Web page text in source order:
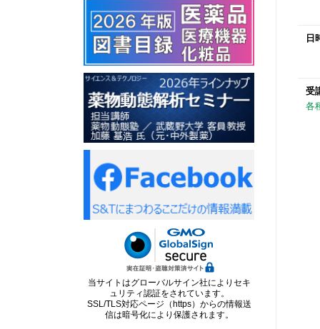
日
受
各
当サイトはグローバルサイン社によりセキ
ュリティ認証をされています。
SSL/TLS対応ページ（https）からの情報送
信は暗号化により保護されます。